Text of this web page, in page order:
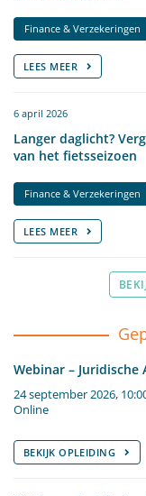
Finance & Verzekeringen
LEES MEER
6 april 2026
Langer daglicht?
van het fietsseizoen
Finance & Verzekeringen
LEES MEER
Webinar – Juridische
24 september 2026,
Online
BEKIJK OPLEIDING